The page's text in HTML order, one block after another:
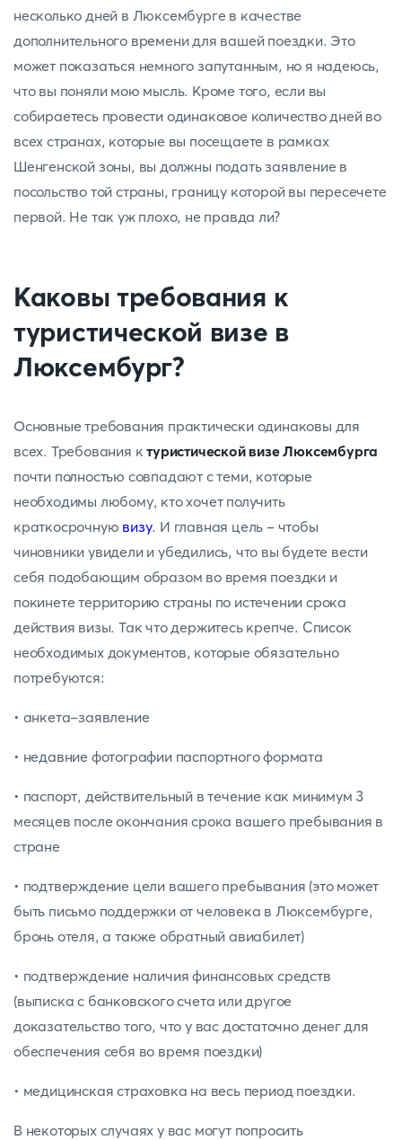
несколько дней в Люксембурге в качестве
дополнительного времени для вашей поездки. Это
может показаться немного запутанным, но я надеюсь,
что вы поняли мою мысль. Кроме того, если вы
собираетесь провести одинаковое количество дней во
всех странах, которые вы посещаете в рамках
Шенгенской зоны, вы должны подать заявление в
посольство той страны, границу которой вы пересечете
первой. Не так уж плохо, не правда ли?
Каковы требования к
туристической визе в
Люксембург?
Основные требования практически одинаковы для
всех. Требования ктуристической визе Люксембурга
почти полностью совпадают с теми, которые
необходимы любому, кто хочет получить
краткосрочную визу. И главная цель - чтобы
чиновники увидели и убедились, что вы будете вести
себя подобающим образом во время поездки и
покинете территорию страны по истечении срока
действия визы. Так что держитесь крепче. Список
необходимых документов, которые обязательно
потребуются:
• анкета-заявление
• недавние фотографии паспортного формата
• паспорт, действительный в течение как минимум 3
месяцев после окончания срока вашего пребывания в
стране
• подтверждение цели вашего пребывания (это может
быть письмо поддержки от человека в Люксембурге,
бронь отеля, а также обратный авиабилет)
• подтверждение наличия финансовых средств
(выписка с банковского счета или другое
доказательство того, что у вас достаточно денег для
обеспечения себя во время поездки)
• медицинская страховка на весь период поездки.
В некоторых случаях у вас могут попросить